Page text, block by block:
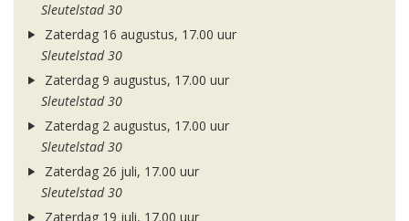
Sleutelstad 30
Zaterdag 16 augustus, 17.00 uur
Sleutelstad 30
Zaterdag 9 augustus, 17.00 uur
Sleutelstad 30
Zaterdag 2 augustus, 17.00 uur
Sleutelstad 30
Zaterdag 26 juli, 17.00 uur
Sleutelstad 30
Zaterdag 19 juli, 17.00 uur